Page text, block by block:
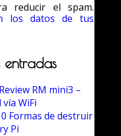
reducir el spam.
los datos de tus
Review RM mini3 –
WiFi
Formas de destruir
Pi